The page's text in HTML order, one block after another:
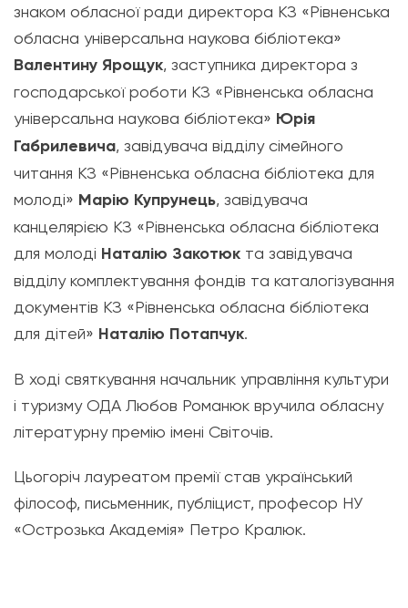
знаком обласної ради директора КЗ «Рівненська
обласна універсальна наукова бібліотека»
Валентину Ярощук, заступника директора з
господарської роботи КЗ «Рівненська обласна
універсальна наукова бібліотека» Юрія
Габрилевича, завідувача відділу сімейного
читання КЗ «Рівненська обласна бібліотека для
молоді» Марію Купрунець, завідувача
канцелярією КЗ «Рівненська обласна бібліотека
для молоді Наталію Закотюк та завідувача
відділу комплектування фондів та каталогізування
документів КЗ «Рівненська обласна бібліотека
для дітей» Наталію Потапчук.
В ході святкування начальник управління культури
і туризму ОДА Любов Романюк вручила обласну
літературну премію імені Світочів.
Цьогоріч лауреатом премії став український
філософ, письменник, публіцист, професор НУ
«Острозька Академія» Петро Кралюк.